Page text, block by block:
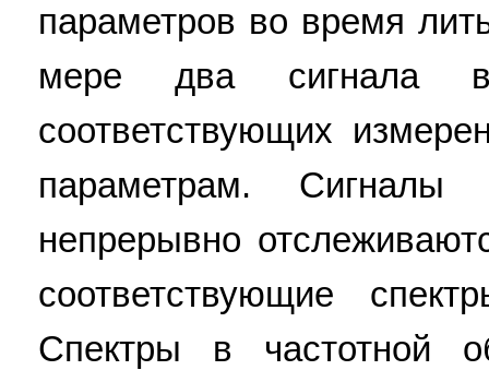
параметров во время
мере два сигнала
соответствующих
параметрам.
непрерывно
соответствующие
Спектры в частотной